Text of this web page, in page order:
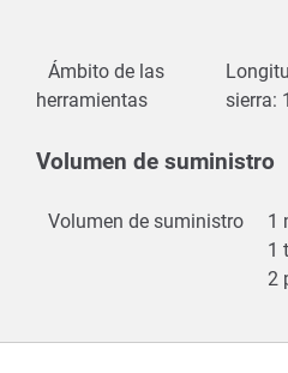
Ámbito de las
herramientas
sierra:
Volumen de suministro
Volumen de suministro
1
1
2